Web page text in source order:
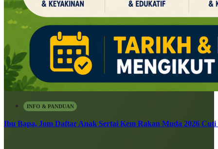
INFO & PANDUAN
Ibu Bapa, Jom Daftar Anak Sertai Kem Rakan Muda 2026